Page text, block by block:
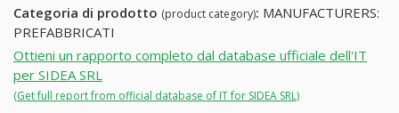
Categoria di prodotto (product category): MANUFACTURERS:
PREFABBRICATI
Ottieni un rapporto completo dal database ufficiale dell'IT
per SIDEA SRL
(Get full report from official database of IT for SIDEA SRL)